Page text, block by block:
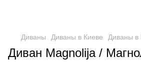
Диваны Диваны в Киеве Диваны в
Диван Magnolija /